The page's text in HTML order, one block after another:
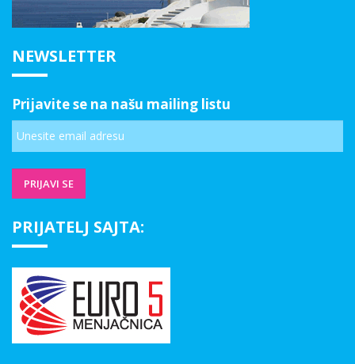
NEWSLETTER
Prijavite se na našu mailing listu
PRIJATELJ SAJTA: